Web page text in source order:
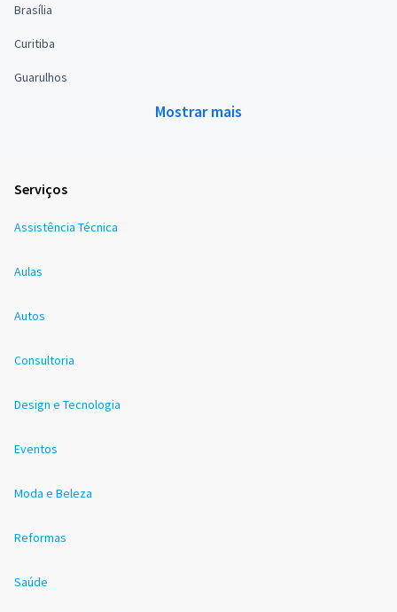
Brasília
Curitiba
Guarulhos
Mostrar mais
Serviços
Assistência Técnica
Aulas
Autos
Consultoria
Design e Tecnologia
Eventos
Moda e Beleza
Reformas
Saúde